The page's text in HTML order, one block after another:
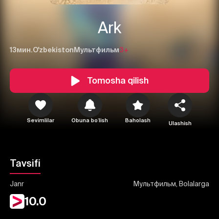
Ark
13мин.O'zbekiston Мультфильм3+
Tomosha qilish
Sevimlilar Obuna boʻlish Baholash Ulashish
Tavsifi
Janr Мультфильм, Bolalarga
10.0
1 2
Yuborish
Bekor qilish Tizimga kirish